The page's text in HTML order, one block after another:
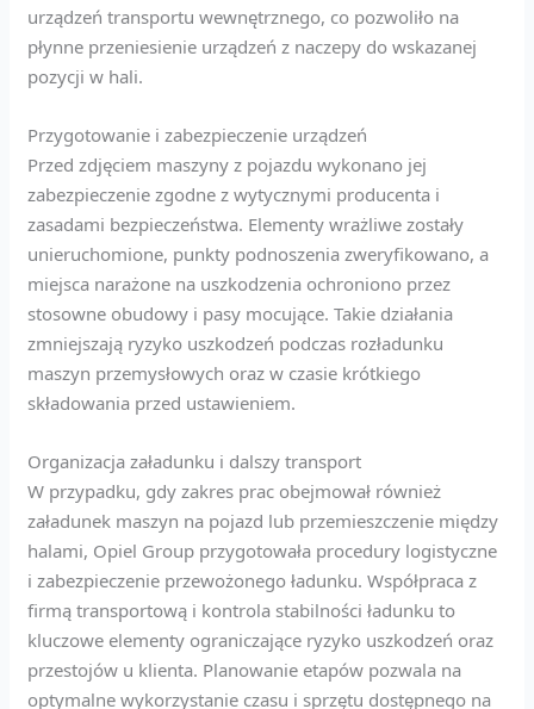
urządzeń transportu wewnętrznego, co pozwoliło na
płynne przeniesienie urządzeń z naczepy do wskazanej
pozycji w hali.
Przygotowanie i zabezpieczenie urządzeń
Przed zdjęciem maszyny z pojazdu wykonano jej
zabezpieczenie zgodne z wytycznymi producenta i
zasadami bezpieczeństwa. Elementy wrażliwe zostały
unieruchomione, punkty podnoszenia zweryfikowano, a
miejsca narażone na uszkodzenia ochroniono przez
stosowne obudowy i pasy mocujące. Takie działania
zmniejszają ryzyko uszkodzeń podczas rozładunku
maszyn przemysłowych oraz w czasie krótkiego
składowania przed ustawieniem.
Organizacja załadunku i dalszy transport
W przypadku, gdy zakres prac obejmował również
załadunek maszyn na pojazd lub przemieszczenie między
halami, Opiel Group przygotowała procedury logistyczne
i zabezpieczenie przewożonego ładunku. Współpraca z
firmą transportową i kontrola stabilności ładunku to
kluczowe elementy ograniczające ryzyko uszkodzeń oraz
przestojów u klienta. Planowanie etapów pozwala na
optymalne wykorzystanie czasu i sprzętu dostępnego na